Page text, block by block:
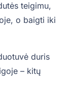
teigimu,
o baigti iki
duris
– kitų